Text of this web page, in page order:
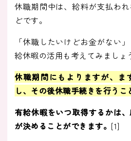
休職期間中は、給料が支払わ
どです。
「休職したいけどお金がない
給休暇の活用も考えてみましょ
休職期間にもよりますが、ま
し、その後休職手続きを行うこ
有給休暇をいつ取得するかは
が決めることができます。 [1]